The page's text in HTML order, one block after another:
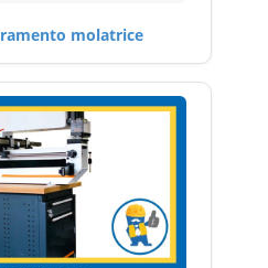
molatrice